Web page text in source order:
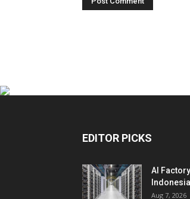
EDITOR PICKS
AI
Indonesia
Aug 7, 2026